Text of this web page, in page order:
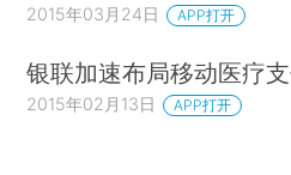
2015年03月24日 APP打开
银联加速布局移动医疗
2015年02月13日 APP打开